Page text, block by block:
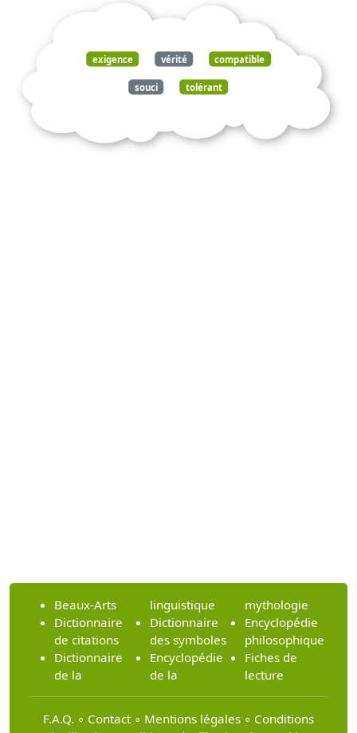
exigence vérité compatible
souci tolérant
Beaux-Arts
Dictionnaire
de citations
Dictionnaire
de la
linguistique
Dictionnaire
des symboles
Encyclopédie
de la
mythologie
Encyclopédie
philosophique
Fiches de
lecture
F.A.Q. ∘ Contact ∘ Mentions légales ∘ Conditions